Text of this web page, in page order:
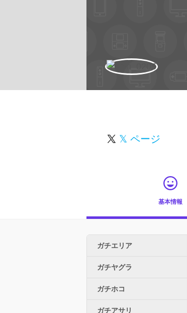
𝕏 ページ
基本情報
ガチエリア
ガチヤグラ
ガチホコ
ガチアサリ